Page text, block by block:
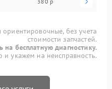
без учета
стоимости запчастей.
на бесплатную диагностику.
укажем на неисправность.